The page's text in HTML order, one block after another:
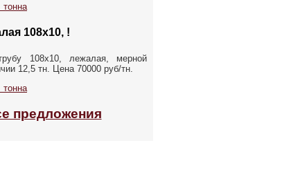
тонна
108х10, !
108х10, лежалая, мерной
12,5 тн. Цена 70000 руб/тн.
тонна
предложения